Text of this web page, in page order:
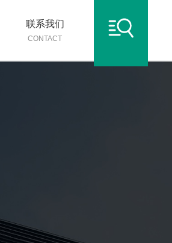
联系我们
CONTACT